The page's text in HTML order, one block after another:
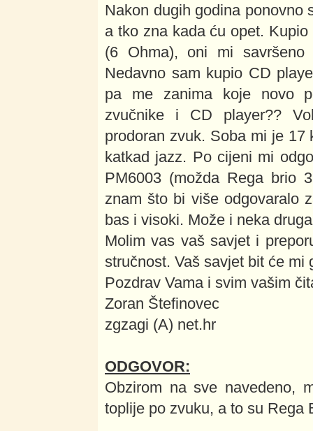
Nakon dugih godina ponovno
a tko zna kada ću opet.
(6 Ohma), oni mi
Nedavno sam kupio CD
pa me zanima koje novo
zvučnike i CD player??
prodoran zvuk. Soba mi je 17
katkad jazz. Po cijeni mi
PM6003 (možda Rega brio
znam što bi više odgovaralo
bas i visoki. Može i neka
Molim vas vaš savjet i
stručnost. Vaš savjet bit će mi
Pozdrav Vama i svim vašim
Zoran Štefinovec
zgzagi (A) net.hr
ODGOVOR:
Obzirom na sve navedeno,
toplije po zvuku, a to su Rega